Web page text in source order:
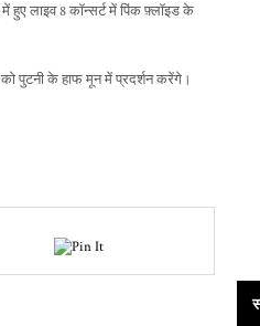
हुए लाइव 8 कॉन्सर्ट में पिंक फ़्लॉइड के
पुटनी के हाफ मून में प्रदर्शन करेंगे।